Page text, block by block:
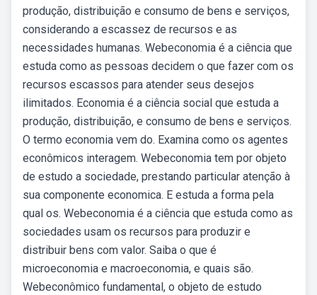
produção, distribuição e consumo de bens e serviços,
considerando a escassez de recursos e as
necessidades humanas. Webeconomia é a ciência que
estuda como as pessoas decidem o que fazer com os
recursos escassos para atender seus desejos
ilimitados. Economia é a ciência social que estuda a
produção, distribuição, e consumo de bens e serviços.
O termo economia vem do. Examina como os agentes
econômicos interagem. Webeconomia tem por objeto
de estudo a sociedade, prestando particular atenção à
sua componente economica. E estuda a forma pela
qual os. Webeconomia é a ciência que estuda como as
sociedades usam os recursos para produzir e
distribuir bens com valor. Saiba o que é
microeconomia e macroeconomia, e quais são.
Webeconômico fundamental, o objeto de estudo